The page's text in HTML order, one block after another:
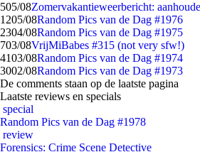
505/08Zomervakantieweerbericht:
1205/08Random Pics van de Dag #1976
2304/08Random Pics van de Dag #1975
703/08VrijMiBabes #315 (not very sfw!)
4103/08Random Pics van de Dag #1974
3002/08Random Pics van de Dag #1973
De comments staan op de laatste pagina
Laatste reviews en specials
special
Random Pics van de Dag #1978
review
Forensics: Crime Scene Detective